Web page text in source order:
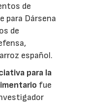
de
para Dársena
de
español.
para la
fue